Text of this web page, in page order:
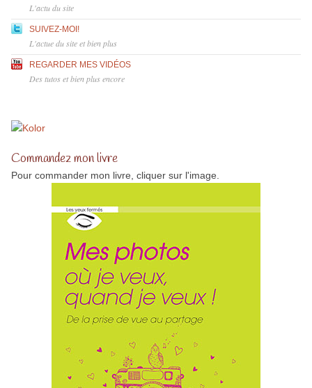
L'actu du site
SUIVEZ-MOI!
L'actue du site et bien plus
REGARDER MES VIDÉOS
Des tutos et bien plus encore
Commandez mon livre
Pour commander mon livre, cliquer sur l'image.